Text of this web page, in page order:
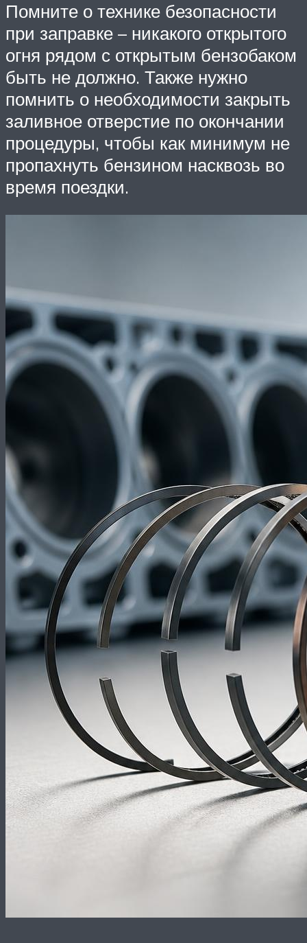
Помните о технике безопасности
при заправке – никакого открытого
огня рядом с открытым бензобаком
быть не должно. Также нужно
помнить о необходимости закрыть
заливное отверстие по окончании
процедуры, чтобы как минимум не
пропахнуть бензином насквозь во
время поездки.